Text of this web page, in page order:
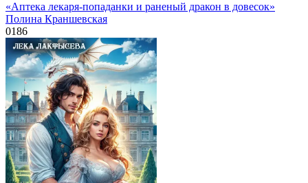
«Аптека лекаря-попаданки и раненый дракон в довесок»
Полина Краншевская
0186